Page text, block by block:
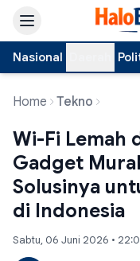
Nasional
Home Tekno
Wi-Fi Lemah
Gadget
Solusinya
di Indonesia
Sabtu, 06 Juni 2026 •